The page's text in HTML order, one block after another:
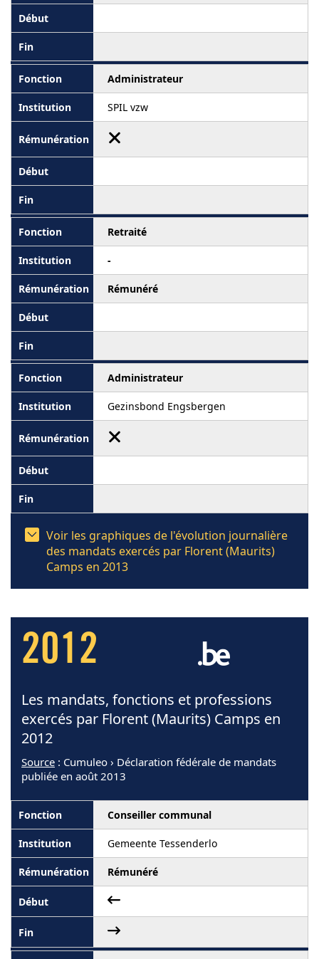
Administrateur
SPIL vzw
Retraité
-
Rémunéré
Administrateur
Gezinsbond Engsbergen
Voir les graphiques de l'évolution journalière
des mandats exercés par Florent (Maurits)
Camps en 2013
2012
Les mandats, fonctions et professions
exercés par Florent (Maurits) Camps en
2012
Source : Cumuleo › Déclaration fédérale de mandats
publiée en août 2013
Conseiller communal
Gemeente Tessenderlo
Rémunéré